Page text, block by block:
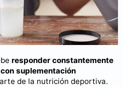
responder constantemente
suplementación
de la nutrición deportiva.